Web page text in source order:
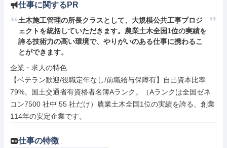
仕事に関するPR
土木施工管理の所長クラスとして、大規模公共工事プロジ
ェクトを統括していただきます。農業土木全国1位の実績を
誇る技術力の高い環境で、やりがいのある仕事に携わるこ
とができます。
企業・求人の特色
【ベテラン歓迎/役職定年なし/前職給与保障有】自己資本比率
79%。国土交通省有資格者名簿Aランク。（Aランクは全国ゼネ
コン7500 社中 55 社だけ）農業土木全国1位の実績を誇る、創業
114年の安定企業です。
仕事の特徴